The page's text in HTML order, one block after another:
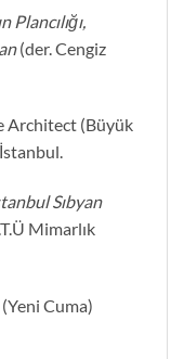
Plancılığı,
(der. Cengiz
Architect (Büyük
Sıbyan
Mimarlık
Cuma)